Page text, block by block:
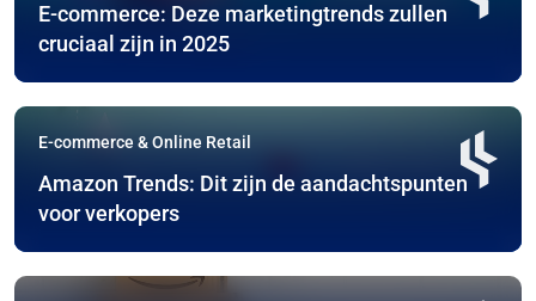
E-commerce: Deze marketingtrends zullen
cruciaal zijn in 2025
E-commerce & Online Retail
Amazon Trends: Dit zijn de aandachtspunten
voor verkopers